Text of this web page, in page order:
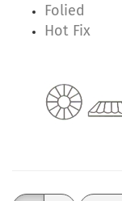
Folied
Hot Fix